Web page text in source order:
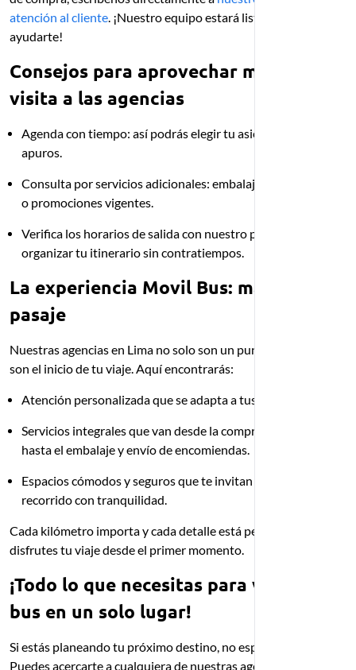
atención al cliente. ¡Nuestro equipo estará listo para
ayudarte!
Consejos para aprovechar mejor tu
visita a las agencias
Agenda con tiempo: así podrás elegir tu asiento favorito sin
apuros.
Consulta por servicios adicionales: embalaje, encomiendas
o promociones vigentes.
Verifica los horarios de salida con nuestro personal para
organizar tu itinerario sin contratiempos.
La experiencia Movil Bus: más que un
pasaje
Nuestras agencias en Lima no solo son un punto de compra,
son el inicio de tu viaje. Aquí encontrarás:
Atención personalizada que se adapta a tus necesidades.
Servicios integrales que van desde la compra de pasajes
hasta el embalaje y envío de encomiendas.
Espacios cómodos y seguros que te invitan a comenzar tu
recorrido con tranquilidad.
Cada kilómetro importa y cada detalle está pensado para que
disfrutes tu viaje desde el primer momento.
¡Todo lo que necesitas para viajar en
bus en un solo lugar!
Si estás planeando tu próximo destino, no esperes más.
Puedes acercarte a cualquiera de nuestras agencias en Lima o